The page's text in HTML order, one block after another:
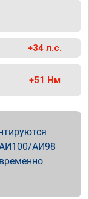
+34 л.с.
+51 Нм
АИ100/АИ98